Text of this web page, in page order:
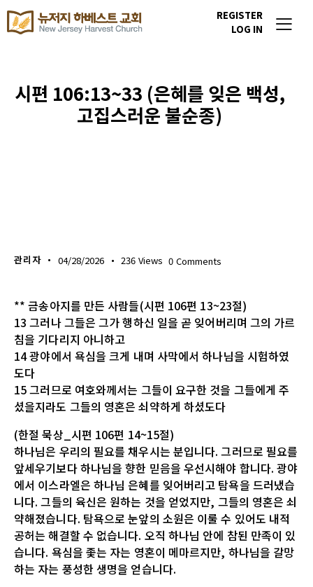
REGISTER
LOG IN
시편 106:13~33 (은혜를 잊은 백성,
고집스러운 불순종)
관리자 04/28/2026 236 Views 0 Comments
** 금송아지를 만든 사람들(시편 106편 13~23절)
13 그러나 그들은 그가 행하신 일을 곧 잊어버리며 그의 가르
침을 기다리지 아니하고
14 광야에서 욕심을 크게 내며 사막에서 하나님을 시험하였
도다
15 그러므로 여호와께서는 그들이 요구한 것을 그들에게 주
셨을지라도 그들의 영혼은 쇠약하게 하셨도다
(한절 묵상_시편 106편 14~15절)
하나님은 우리의 필요를 채우시는 분입니다. 그러므로 필요를
앞세우기보다 하나님을 향한 믿음을 우선시해야 합니다. 광야
에서 이스라엘은 하나님 은혜를 잊어버리고 탐욕을 드러냈습
니다. 그들의 육신은 원하는 것을 얻었지만, 그들의 영혼은 쇠
약해졌습니다. 탐욕으로 눈앞의 소원은 이룰 수 있어도 내적
공허는 해결할 수 없습니다. 오직 하나님 안에 참된 만족이 있
습니다. 욕심을 좇는 자는 영혼이 메마르지만, 하나님을 갈망
하는 자는 풍성한 생명을 얻습니다.